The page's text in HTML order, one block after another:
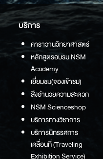
บริการ
คาราวานวิทยาศาสตร์
หลักสูตรอบรม NSM
Academy
เยี่ยมชม(จองเข้าชม)
สิ่งอำนวยความสะดวก
NSM Scienceshop
บริการทางวิชาการ
บริการนิทรรศการ
เคลื่อนที่ (Traveling
Exhibition Service)